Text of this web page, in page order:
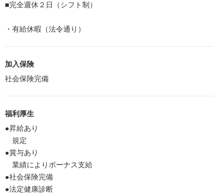
■完全週休２日（シフト制）
・有給休暇（法令通り）
加入保険
社会保険完備
福利厚生
●昇給あり
規定
●賞与あり
業績によりボーナス支給
●社会保険完備
●法定健康診断